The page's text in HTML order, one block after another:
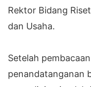
Rektor Bidang
dan Usaha.
Setelah
penandatanganan